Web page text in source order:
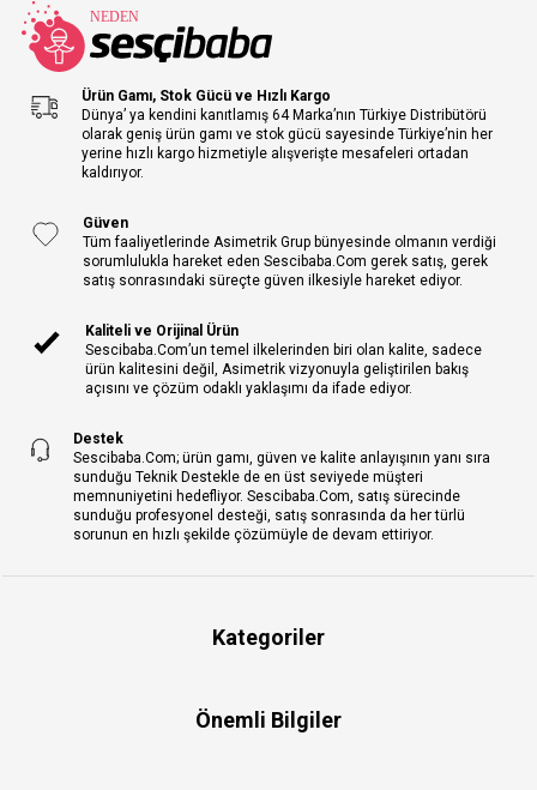
Ürün Gamı, Stok Gücü ve Hızlı Kargo
Dünya’ ya kendini kanıtlamış 64 Marka’nın Türkiye Distribütörü
olarak geniş ürün gamı ve stok gücü sayesinde Türkiye’nin her
yerine hızlı kargo hizmetiyle alışverişte mesafeleri ortadan
kaldırıyor.
Güven
Tüm faaliyetlerinde Asimetrik Grup bünyesinde olmanın verdiği
sorumlulukla hareket eden Sescibaba.Com gerek satış, gerek
satış sonrasındaki süreçte güven ilkesiyle hareket ediyor.
Kaliteli ve Orijinal Ürün
Sescibaba.Com’un temel ilkelerinden biri olan kalite, sadece
ürün kalitesini değil, Asimetrik vizyonuyla geliştirilen bakış
açısını ve çözüm odaklı yaklaşımı da ifade ediyor.
Destek
Sescibaba.Com; ürün gamı, güven ve kalite anlayışının yanı sıra
sunduğu Teknik Destekle de en üst seviyede müşteri
memnuniyetini hedefliyor. Sescibaba.Com, satış sürecinde
sunduğu profesyonel desteği, satış sonrasında da her türlü
sorunun en hızlı şekilde çözümüyle de devam ettiriyor.
Kategoriler
Önemli Bilgiler